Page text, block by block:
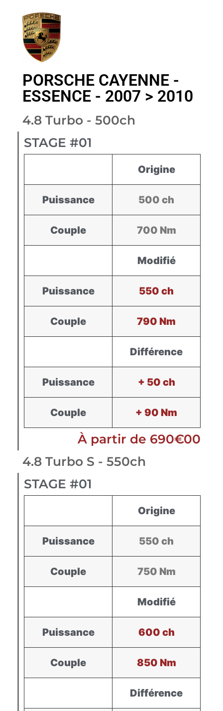
PORSCHE CAYENNE -
ESSENCE - 2007 > 2010
4.8 Turbo - 500ch
STAGE #01
Origine
Puissance 500 ch
Couple 700 Nm
Modifié
Puissance 550 ch
Couple 790 Nm
Différence
Puissance + 50 ch
Couple + 90 Nm
À partir de 690€00
4.8 Turbo S - 550ch
STAGE #01
Origine
Puissance 550 ch
Couple 750 Nm
Modifié
Puissance 600 ch
Couple 850 Nm
Différence